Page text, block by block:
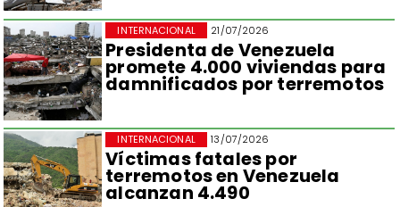
21/07/2026
Presidenta de Venezuela
promete 4.000 viviendas para
damnificados por terremotos
INTERNACIONAL
13/07/2026
Víctimas fatales por
terremotos en Venezuela
alcanzan 4.490
INTERNACIONAL